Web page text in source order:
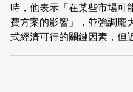
時，他表示「在某些市場可
費方案的影響」，並強調龐
式經濟可行的關鍵因素，但